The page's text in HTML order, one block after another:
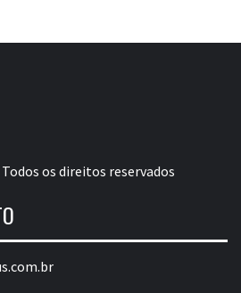
os direitos reservados